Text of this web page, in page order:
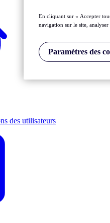
des utilisateurs
En cliquant sur « Accepter
navigation sur le site,
Paramètres des